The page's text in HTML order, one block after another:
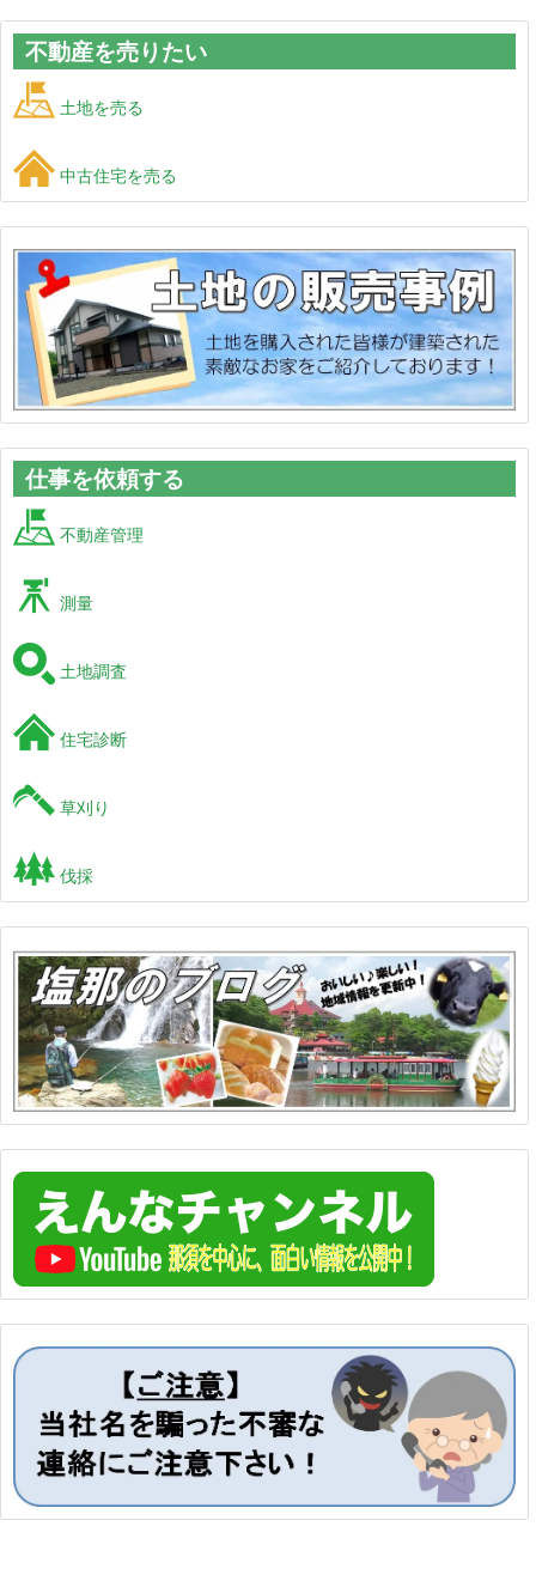
不動産を売りたい
土地を売る
中古住宅を売る
仕事を依頼する
不動産管理
測量
土地調査
住宅診断
草刈り
伐採